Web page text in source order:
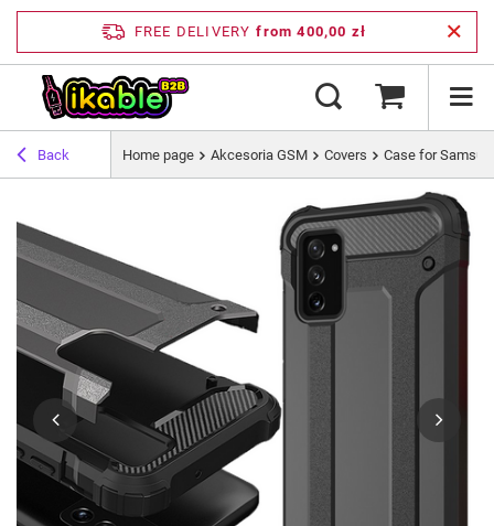
FREE DELIVERY from 400,00 zł
Back Home page Akcesoria GSM Covers Case for